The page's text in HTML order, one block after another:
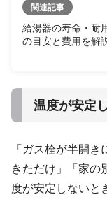
関連記事
給湯器の寿命・耐
の目安と費用を解
温度が安定
「ガス栓が半開
きただけ」「家の
度が安定しないと